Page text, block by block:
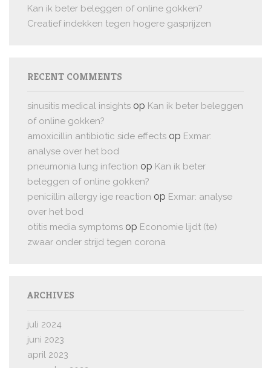
Kan ik beter beleggen of online gokken?
Creatief indekken tegen hogere gasprijzen
RECENT COMMENTS
sinusitis medical insights op Kan ik beter beleggen
of online gokken?
amoxicillin antibiotic side effects op Exmar:
analyse over het bod
pneumonia lung infection op Kan ik beter
beleggen of online gokken?
penicillin allergy ige reaction op Exmar: analyse
over het bod
otitis media symptoms op Economie lijdt (te)
zwaar onder strijd tegen corona
ARCHIVES
juli 2024
juni 2023
april 2023